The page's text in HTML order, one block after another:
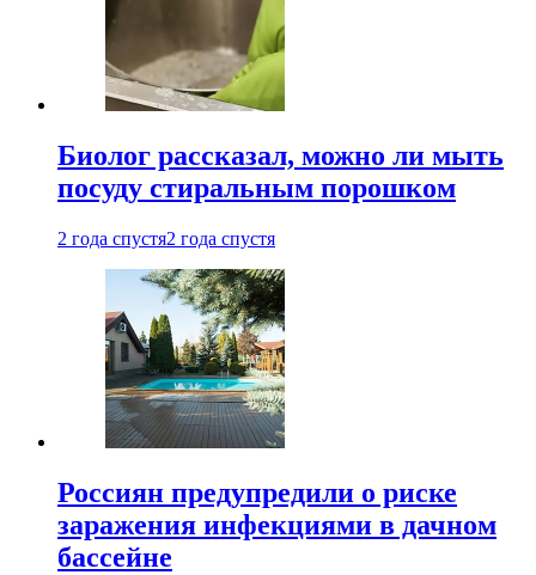
Биолог рассказал, можно ли мыть
посуду стиральным порошком
2 года спустя2 года спустя
Россиян предупредили о риске
заражения инфекциями в дачном
бассейне